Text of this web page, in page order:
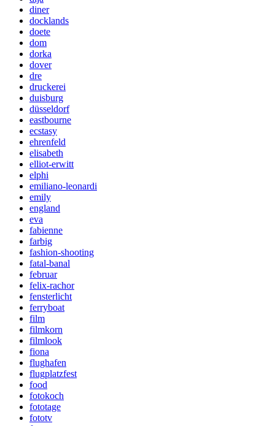
diner
docklands
doete
dom
dorka
dover
dre
druckerei
duisburg
düsseldorf
eastbourne
ecstasy
ehrenfeld
elisabeth
elliot-erwitt
elphi
emiliano-leonardi
emily
england
eva
fabienne
farbig
fashion-shooting
fatal-banal
februar
felix-rachor
fensterlicht
ferryboat
film
filmkorn
filmlook
fiona
flughafen
flugplatzfest
food
fotokoch
fototage
fototv